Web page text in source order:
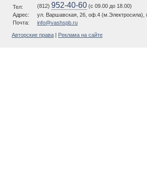
Тел: (812) 952-40-60 (c 09.00 до 18.00)
Адрес:
ул. Варшавская, 26, оф.4 (м.Электросила),
Почта:
info@vashspb.ru
Авторские права Реклама на сайте